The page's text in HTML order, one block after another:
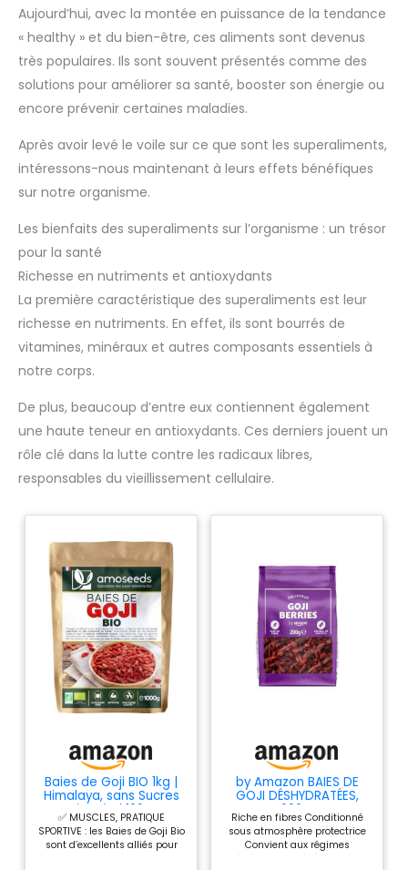
Aujourd’hui, avec la montée en puissance de la tendance
« healthy » et du bien-être, ces aliments sont devenus
très populaires. Ils sont souvent présentés comme des
solutions pour améliorer sa santé, booster son énergie ou
encore prévenir certaines maladies.
Après avoir levé le voile sur ce que sont les superaliments,
intéressons-nous maintenant à leurs effets bénéfiques
sur notre organisme.
Les bienfaits des superaliments sur l’organisme : un trésor
pour la santé
Richesse en nutriments et antioxydants
La première caractéristique des superaliments est leur
richesse en nutriments. En effet, ils sont bourrés de
vitamines, minéraux et autres composants essentiels à
notre corps.
De plus, beaucoup d’entre eux contiennent également
une haute teneur en antioxydants. Ces derniers jouent un
rôle clé dans la lutte contre les radicaux libres,
responsables du vieillissement cellulaire.
Baies de Goji BIO 1kg |
Himalaya, sans Sucres
Ajoutés | 100%
naturelles
✅ MUSCLES, PRATIQUE
SPORTIVE : les Baies de Goji Bio
sont d’excellents alliés pour
soutenir la santé de tous les
by Amazon BAIES DE
GOJI DÉSHYDRATÉES,
200 g
Riche en fibres Conditionné
sous atmosphère protectrice
Convient aux régimes
végétarien et végétalien Les